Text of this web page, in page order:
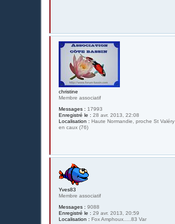
christine
Membre associatif
Messages : 17993
Enregistré le : 28 avr. 2013, 22:08
Localisation : Haute Normandie, proche St Valéry
en caux (76)
Yves83
Membre associatif
Messages : 9088
Enregistré le : 29 avr. 2013, 20:59
Localisation : Fox Amphoux.....83 Var